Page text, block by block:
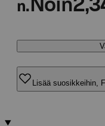
n. Noin
Lisää suosikkeihin,